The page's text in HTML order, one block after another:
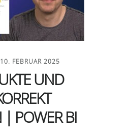
10. FEBRUAR 2025
UND
| POWER BI